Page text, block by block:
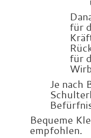
für
für
Je nach
Bequeme
empfohlen.